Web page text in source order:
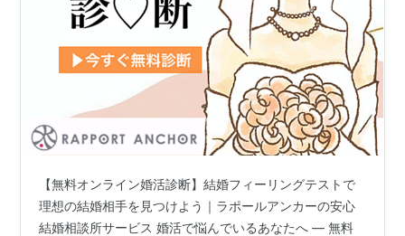
【無料オンライン婚活診断】結婚フィーリングテストで
理想の結婚相手を見つけよう｜ラポールアンカーの安心
結婚相談所サービス 婚活で悩んでいるあなたへ ― 無料